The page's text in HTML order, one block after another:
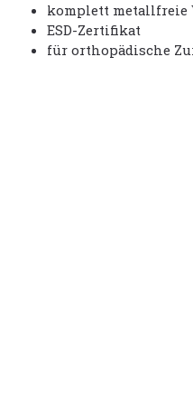
komplett metallfreie
ESD-Zertifikat
für orthopädische